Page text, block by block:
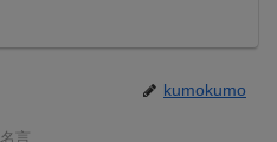
kumokumo
言